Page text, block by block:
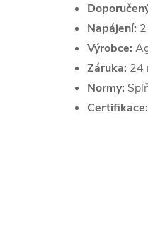
Napájení:
Výrobce:
Záruka: 24
Normy:
Certifikace: